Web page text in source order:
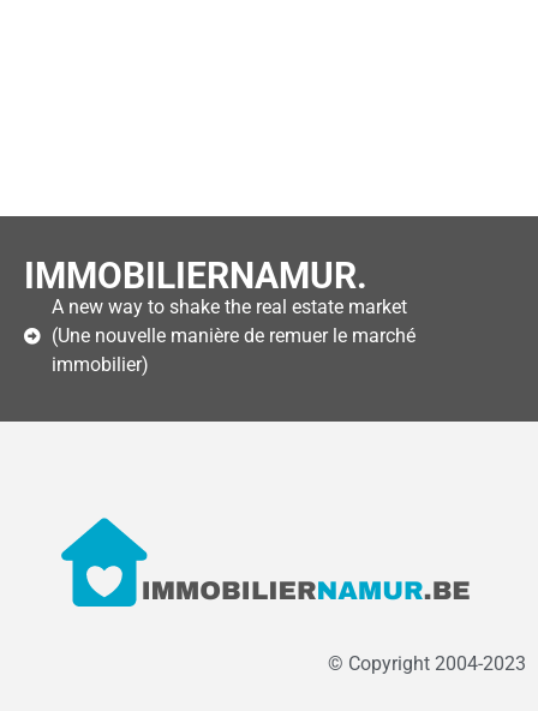
IMMOBILIERNAMUR.
A new way to shake the real estate market
(Une nouvelle manière de remuer le marché
immobilier)
© Copyright 2004-2023